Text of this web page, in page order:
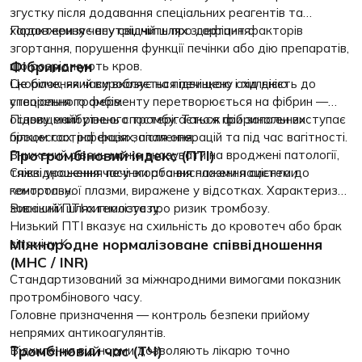
згустку після додавання спеціальних реагентів та
характеризує внутрішній шлях згортання.
Подовження часу свідчить про дефіцит факторів
згортання, порушення функції печінки або дію препаратів,
що розріджують кров.
Скорочення часу вказує на підвищену схильність до
утворення тромбів.
Фібриноген
Це білок, який виробляється печінкою і під дією
спеціального ферменту перетворюється на фібрин —
основу майбутнього тромбу. Також фібриноген виступає
білком гострої фази запалення.
Підвищений рівень спостерігається при запальних
процессах, інфекціях, після операцій та під час вагітності.
Знижений рівень може вказувати на вроджені патології,
тяжкі ураження печінки або виснаження системи
гемостазу.
Протромбіновий індекс (ПТІ)
Співвідношення часу згортання плазми пацієнта до
контрольної плазми, виражене у відсотках. Характеризує
зовнішній шлях гемостазу.
Високий ПТІ сигналізує про ризик тромбозу.
Низький ПТІ вказує на схильність до кровотеч або брак
вітаміну K.
Міжнародне нормалізоване співвідношення
(МНС / INR)
Стандартизований за міжнародними вимогами показник
протромбінового часу.
Головне призначення — контроль безпеки прийому
непрямих антикоагулянтів.
Відхилення від норми дозволяють лікарю точно
Тромбіновий час (ТЧ)